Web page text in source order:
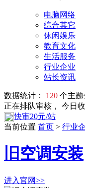
电脑网络
综合其它
休闲娱乐
教育文化
生活服务
行业企业
站长资讯
数据统计： 120 个主题
正在排队审核， 今日
快审20元/站
当前位置 首页 > 行业
旧空调安装
进入官网>>